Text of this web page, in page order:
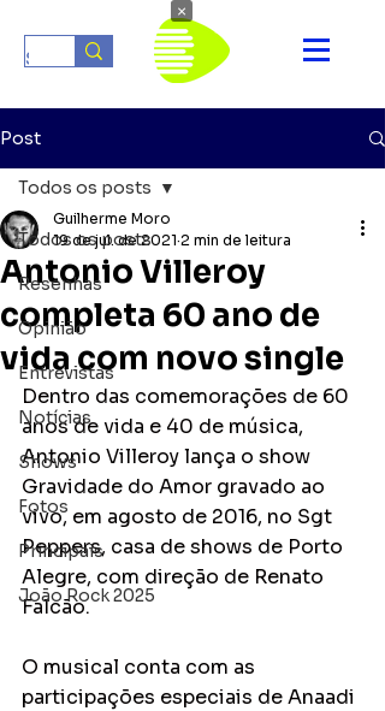
Post
Todos os posts
Resenhas
Opinião
Entrevistas
Notícias
Shows
Fotos
Principais
João Rock 2025
Todos os posts
Antonio Villeroy
completa 60 ano de
vida com novo single
Guilherme Moro
19 de jul. de 2021 2 min de leitura
Dentro das comemorações de 60
anos de vida e 40 de música,
Antonio Villeroy lança o show
Gravidade do Amor gravado ao
vivo, em agosto de 2016, no Sgt
Peppers, casa de shows de Porto
Alegre, com direção de Renato
Falcão.
O musical conta com as
participações especiais de Anaadi
×